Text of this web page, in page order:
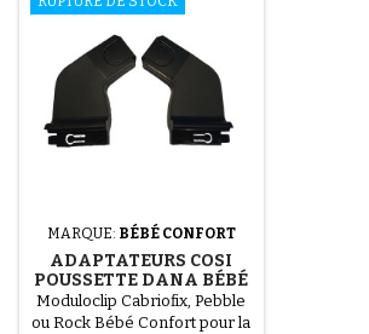
MARQUE: BÉBÉ CONFORT
ADAPTATEURS COSI
POUSSETTE DANA BÉBÉ
CONFORT
Moduloclip Cabriofix, Pebble
ou Rock Bébé Confort pour la